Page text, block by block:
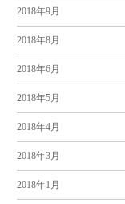
2018年9月
2018年8月
2018年6月
2018年5月
2018年4月
2018年3月
2018年1月